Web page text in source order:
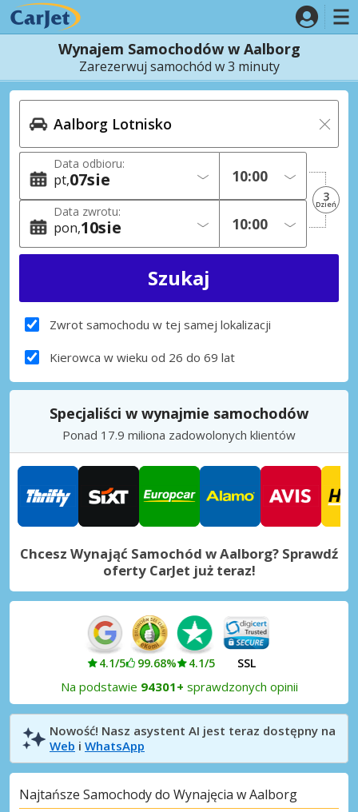
Wynajem Samochodów w Aalborg
Zarezerwuj samochód w 3 minuty
Data odbioru:
pt 07sie
Data zwrotu:
pon 10sie
3
Dzień
Zwrot samochodu w tej samej lokalizacji
Kierowca w wieku od 26 do 69 lat
Specjaliści w wynajmie samochodów
Ponad 17.9 miliona zadowolonych klientów
Chcesz Wynająć Samochód w Aalborg? Sprawdź
oferty CarJet już teraz!
4.1/5 99.68% 4.1/5 SSL
Na podstawie 94301+ sprawdzonych opinii
Nowość! Nasz asystent AI jest teraz dostępny na
Web i WhatsApp
Najtańsze Samochody do Wynajęcia w Aalborg